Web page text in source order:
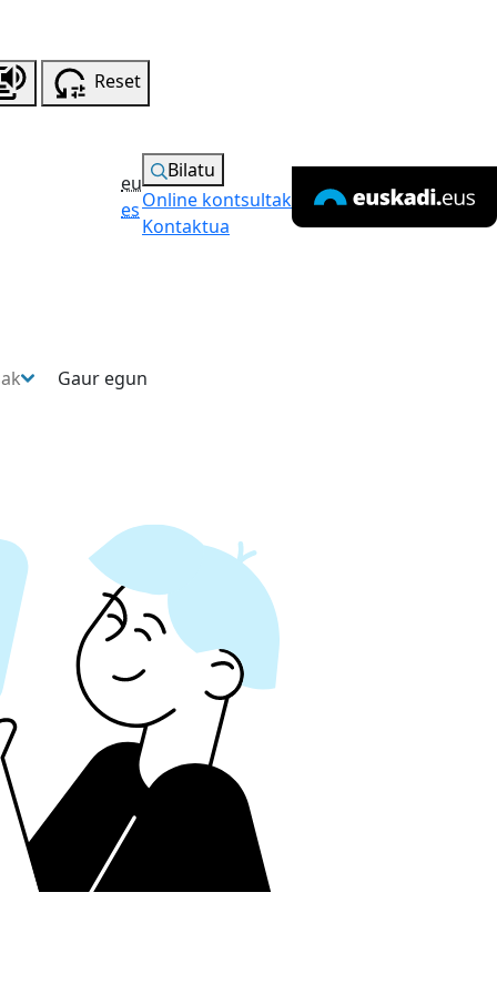
Reset
eu
es
Bilatu
Online kontsultak
Kontaktua
Gaur egun